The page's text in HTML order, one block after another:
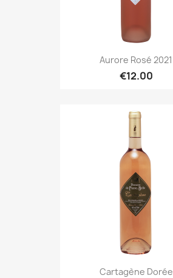
Aurore Rosé 2021
€12.00
Cartagène Dorée